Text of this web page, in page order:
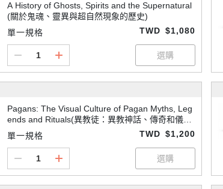
A History of Ghosts, Spirits and the Supernatural
(關於鬼魂、靈異與超自然現象的歷史)
單一規格
TWD $1,080
Pagans: The Visual Culture of Pagan Myths, Leg
ends and Rituals(異教徒：異教神話、傳奇和儀式
的視覺文化)
單一規格 TWD $1,200